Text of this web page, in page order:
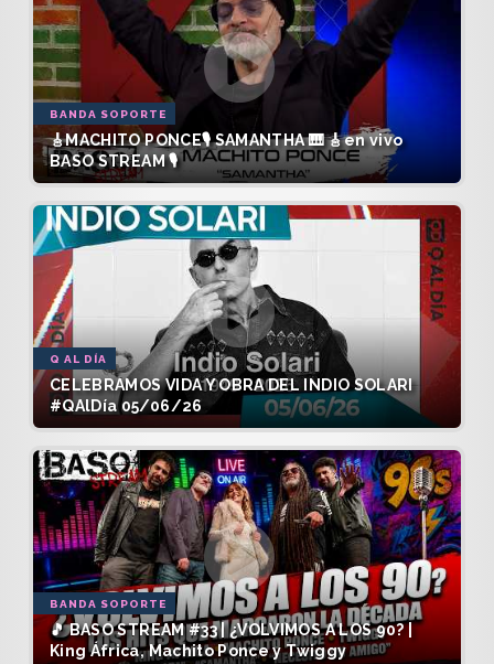
BANDA SOPORTE
🎸MACHITO PONCE🎙️ SAMANTHA 🎹 🎸en vivo
BASO STREAM 🎙️
Q AL DÍA
CELEBRAMOS VIDA Y OBRA DEL INDIO SOLARI
#QAlDía 05/06/26
BANDA SOPORTE
🎵 BASO STREAM #33 | ¿VOLVIMOS A LOS 90? |
King África, Machito Ponce y Twiggy